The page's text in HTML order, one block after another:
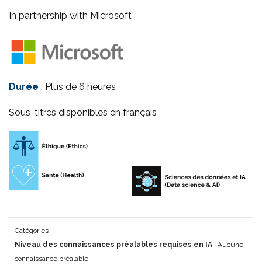
In partnership with Microsoft
Durée : Plus de 6 heures
Sous-titres disponibles en français
Catégories :
Niveau des connaissances préalables requises en IA : Aucune
connaissance préalable